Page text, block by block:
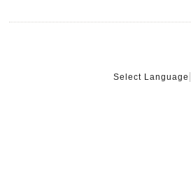
Select Language